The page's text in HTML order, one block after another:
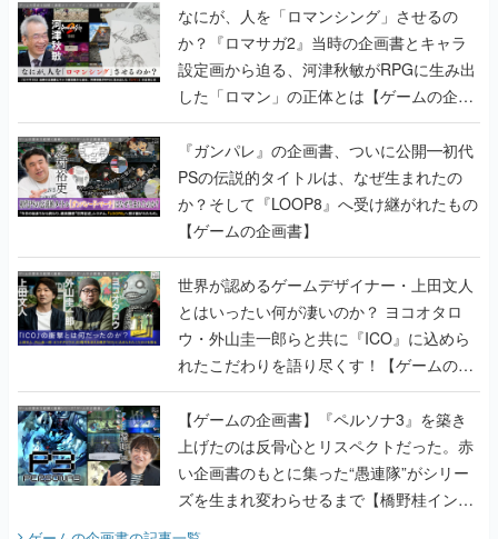
なにが、人を「ロマンシング」させるの
か？『ロマサガ2』当時の企画書とキャラ
設定画から迫る、河津秋敏がRPGに生み出
した「ロマン」の正体とは【ゲームの企画
書】
『ガンパレ』の企画書、ついに公開━初代
PSの伝説的タイトルは、なぜ生まれたの
か？そして『LOOP8』へ受け継がれたもの
【ゲームの企画書】
世界が認めるゲームデザイナー・上田文人
とはいったい何が凄いのか？ ヨコオタロ
ウ・外山圭一郎らと共に『ICO』に込めら
れたこだわりを語り尽くす！【ゲームの企
画書】
【ゲームの企画書】『ペルソナ3』を築き
上げたのは反骨心とリスペクトだった。赤
い企画書のもとに集った“愚連隊”がシリー
ズを生まれ変わらせるまで【橋野桂インタ